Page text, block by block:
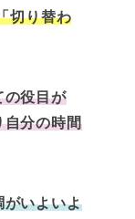
切り替わ
の役目が
自分の時間
がいよいよ